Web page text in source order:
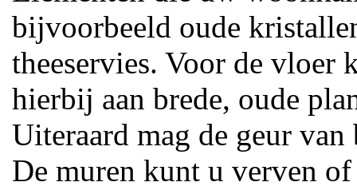
bijvoorbeeld oude
theeservies. Voor de
hierbij aan brede, oude
Uiteraard mag de geur
De muren kunt u verven